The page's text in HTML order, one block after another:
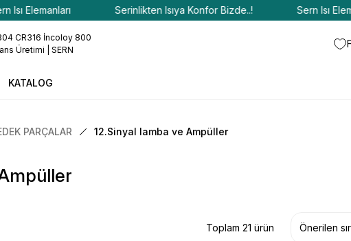
Elemanları Serinlikten Isıya Konfor Bizde..! Sern Isı
KATALOG
PARÇALAR 12.Sinyal lamba ve Ampüller
Toplam 21 ürün